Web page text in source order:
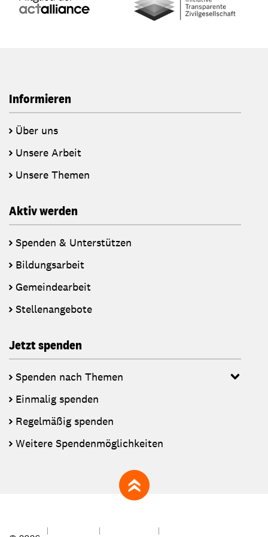
Informieren
Über uns
Unsere Arbeit
Unsere Themen
Aktiv werden
Spenden & Unterstützen
Bildungsarbeit
Gemeindearbeit
Stellenangebote
Jetzt spenden
Spenden nach Themen
Einmalig spenden
Regelmäßig spenden
Weitere Spendenmöglichkeiten
zum Seitenanfang